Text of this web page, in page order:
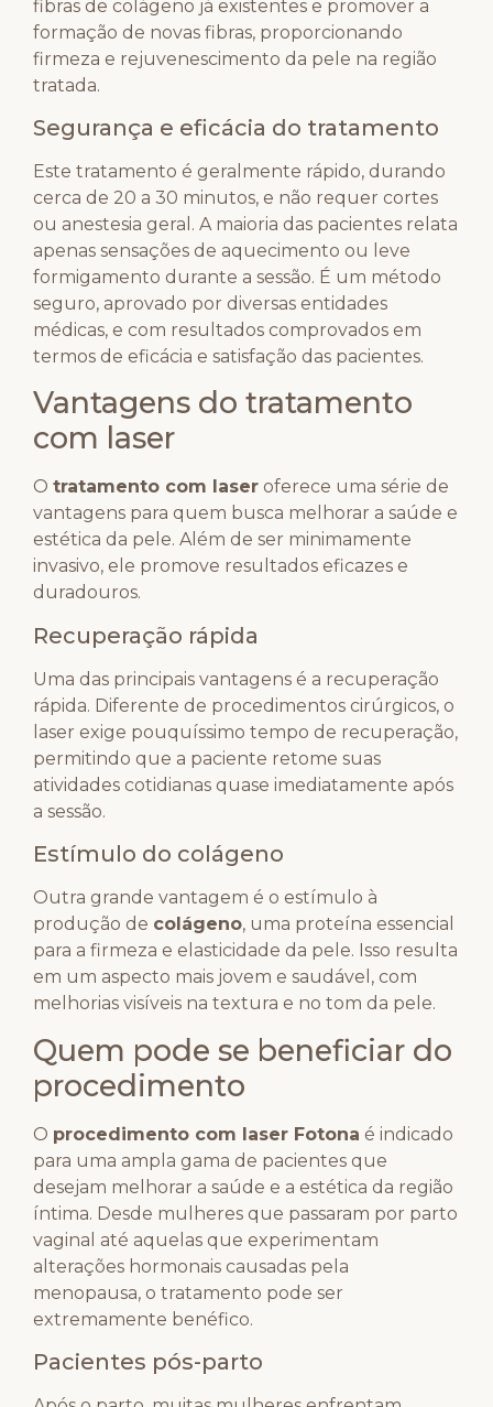
fibras de colágeno já existentes e promover a
formação de novas fibras, proporcionando
firmeza e rejuvenescimento da pele na região
tratada.
Segurança e eficácia do tratamento
Este tratamento é geralmente rápido, durando
cerca de 20 a 30 minutos, e não requer cortes
ou anestesia geral. A maioria das pacientes relata
apenas sensações de aquecimento ou leve
formigamento durante a sessão. É um método
seguro, aprovado por diversas entidades
médicas, e com resultados comprovados em
termos de eficácia e satisfação das pacientes.
Vantagens do tratamento
com laser
O tratamento com laser oferece uma série de
vantagens para quem busca melhorar a saúde e
estética da pele. Além de ser minimamente
invasivo, ele promove resultados eficazes e
duradouros.
Recuperação rápida
Uma das principais vantagens é a recuperação
rápida. Diferente de procedimentos cirúrgicos, o
laser exige pouquíssimo tempo de recuperação,
permitindo que a paciente retome suas
atividades cotidianas quase imediatamente após
a sessão.
Estímulo do colágeno
Outra grande vantagem é o estímulo à
produção de colágeno, uma proteína essencial
para a firmeza e elasticidade da pele. Isso resulta
em um aspecto mais jovem e saudável, com
melhorias visíveis na textura e no tom da pele.
Quem pode se beneficiar do
procedimento
O procedimento com laser Fotona é indicado
para uma ampla gama de pacientes que
desejam melhorar a saúde e a estética da região
íntima. Desde mulheres que passaram por parto
vaginal até aquelas que experimentam
alterações hormonais causadas pela
menopausa, o tratamento pode ser
extremamente benéfico.
Pacientes pós-parto